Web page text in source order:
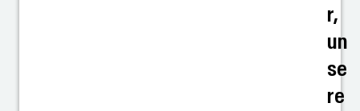
r,
un
se
re